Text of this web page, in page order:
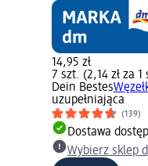
14,95 zł
7 szt. (2,14 zł za 1
Dein Bestes
uzupełniająca
(139)
Dostawa
Wybierz sklep